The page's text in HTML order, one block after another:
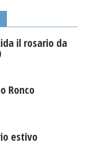
il rosario da
Ronco
estivo